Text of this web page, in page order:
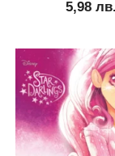
5,98 лв.